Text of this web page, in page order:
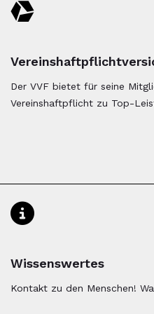
Der VVF bietet für seine
Vereinshaftpflicht zu Top-
Wissenswertes
Kontakt zu den Menschen!